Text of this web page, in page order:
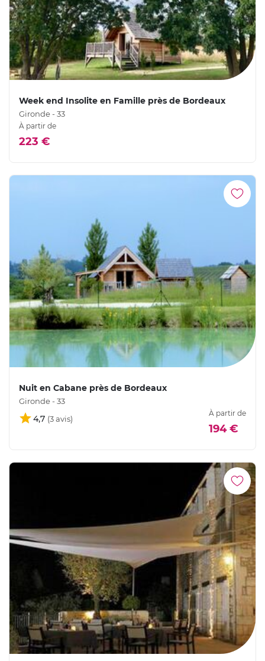
Week end Insolite en Famille près de Bordeaux
Gironde - 33
À partir de
223 €
Nuit en Cabane près de Bordeaux
Gironde - 33
4,7
À partir de
194 €